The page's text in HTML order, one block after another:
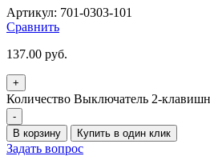
Артикул: 701-0303-101
Сравнить
137.00 руб.
+
Количество Выключатель 2-
-
В корзину
Купить в один клик
Задать вопрос